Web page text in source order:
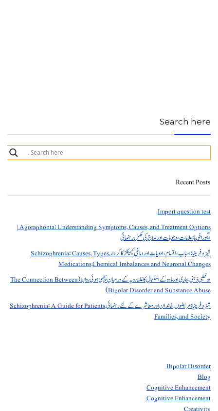
Search here
Recent Posts
Import question test
Agoraphobia: Understanding Symptoms, Causes, and Treatment Options |
ایگورافوبیا: علامات، وجوہات اور علاج کی مکمل رہنمائی
شیزوفرینیا: اسباب، اقسام، ادویات اور دماغی کیمیکلز کا کردار Schizophrenia: Causes, Types,
Medications,Chemical Imbalances and Neuronal Changes
دو قطبی ذہنی بیماری اور مادہ کے استعمال کا غلط رویہ کے درمیان چھپی ہوئی روابط (The Connection Between
Bipolar Disorder and Substance Abuse)
شیزوفرینیا: مریضوں, خاندان اور معاشرے کے لئے رہنمائی Schizophrenia: A Guide for Patients,
Families, and Society
Bipolar Disorder
Blog
Cognitive Enhancement
Cognitive Enhancement